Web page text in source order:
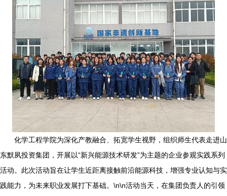
化学工程学院为深化产教融合、拓宽学生视野，组织师生代表走进山
东默夙投资集团，开展以“新兴能源技术研发”为主题的企业参观实践系列
活动。此次活动旨在让学生近距离接触前沿能源科技，增强专业认知与实
践能力，为未来职业发展打下基础。\n\n活动当天，在集团负责人的引领